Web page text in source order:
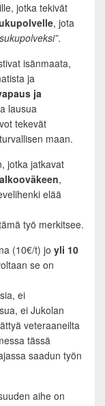
jotka tekivät
, jota
.
isänmaata,
ja
ja
lausua
tekevät
maan.
jotka jatkavat
,
elää
työ merkitsee.
(10€/t) jo yli 10
se on
ei
ei Jukolan
veteraaneilta
tässä
saadun työn
aihe on